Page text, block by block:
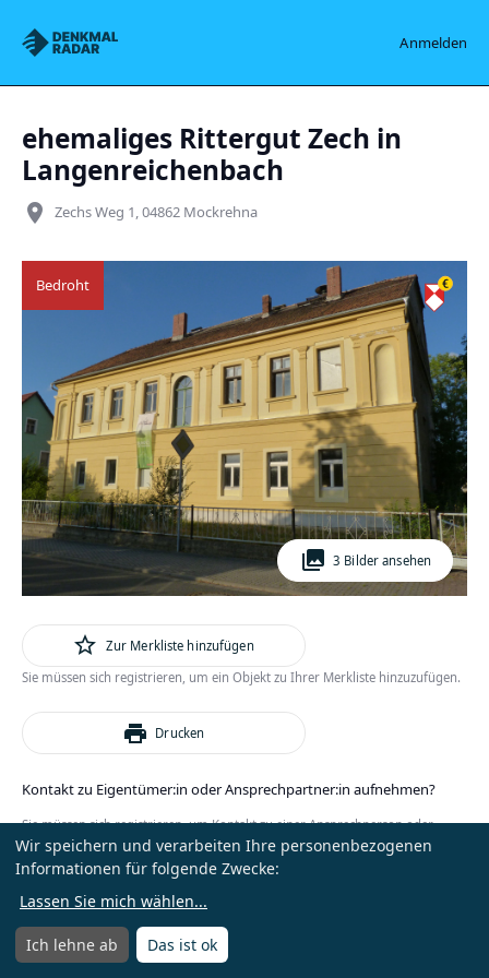
Denkmalradar Anmelden
Menü öffnen
ehemaliges Rittergut Zech in
Langenreichenbach
place Zechs Weg 1, 04862 Mockrehna
photo_library 3 Bilder ansehen
Bedroht
star_outline Zur Merkliste hinzufügen
Sie müssen sich registrieren, um ein Objekt zu Ihrer Merkliste hinzuzufügen.
print Drucken
Kontakt zu Eigentümer:in oder Ansprechpartner:in aufnehmen?
Sie müssen sich registrieren, um Kontakt zu einer Ansprechperson oder
Eigentümer:in zu erhalten.
Anmelden oder
Wir speichern und verarbeiten Ihre personenbezogenen
Informationen für folgende Zwecke:
Lassen Sie mich wählen...
Ich lehne ab Das ist ok